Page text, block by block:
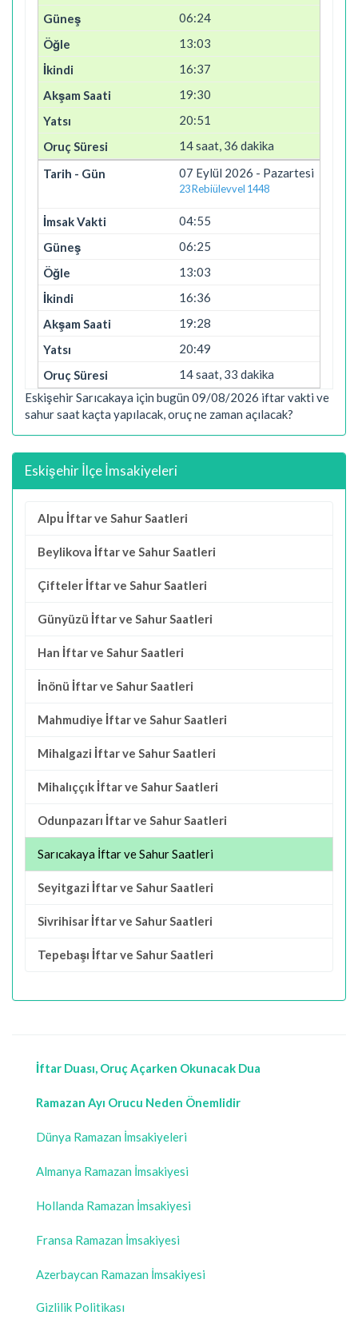
06:24
13:03
16:37
19:30
20:51
14 saat, 36 dakika
07 Eylül 2026 - Pazartesi
23 Rebiülevvel 1448
04:55
06:25
13:03
16:36
19:28
20:49
14 saat, 33 dakika
Eskişehir Sarıcakaya için bugün 09/08/2026 iftar vakti ve
sahur saat kaçta yapılacak, oruç ne zaman açılacak?
Eskişehir İlçe İmsakiyeleri
Alpu İftar ve Sahur Saatleri
Beylikova İftar ve Sahur Saatleri
Çifteler İftar ve Sahur Saatleri
Günyüzü İftar ve Sahur Saatleri
Han İftar ve Sahur Saatleri
İnönü İftar ve Sahur Saatleri
Mahmudiye İftar ve Sahur Saatleri
Mihalgazi İftar ve Sahur Saatleri
Mihalıççık İftar ve Sahur Saatleri
Odunpazarı İftar ve Sahur Saatleri
Sarıcakaya İftar ve Sahur Saatleri
Seyitgazi İftar ve Sahur Saatleri
Sivrihisar İftar ve Sahur Saatleri
Tepebaşı İftar ve Sahur Saatleri
İftar Duası, Oruç Açarken Okunacak Dua
Ramazan Ayı Orucu Neden Önemlidir
Dünya Ramazan İmsakiyeleri
Almanya Ramazan İmsakiyesi
Hollanda Ramazan İmsakiyesi
Fransa Ramazan İmsakiyesi
Azerbaycan Ramazan İmsakiyesi
Gizlilik Politikası